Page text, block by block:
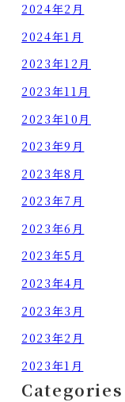
2024年2月
2024年1月
2023年12月
2023年11月
2023年10月
2023年9月
2023年8月
2023年7月
2023年6月
2023年5月
2023年4月
2023年3月
2023年2月
2023年1月
Categories